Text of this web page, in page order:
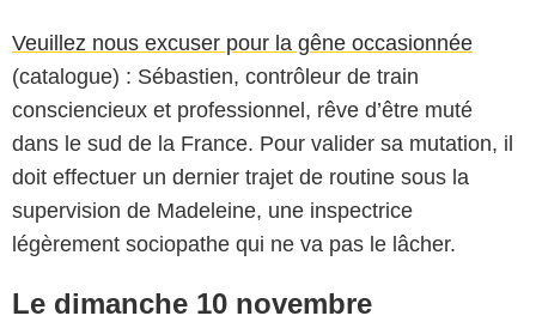
Veuillez nous excuser pour la gêne occasionnée
(catalogue) : Sébastien, contrôleur de train
consciencieux et professionnel, rêve d’être muté
dans le sud de la France. Pour valider sa mutation, il
doit effectuer un dernier trajet de routine sous la
supervision de Madeleine, une inspectrice
légèrement sociopathe qui ne va pas le lâcher.
Le dimanche 10 novembre